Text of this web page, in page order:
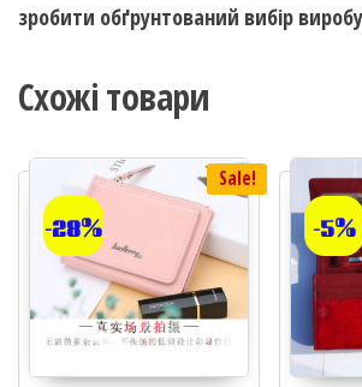
зробити обґрунтований вибір
Схожі товари
Sale!
-28% -5%